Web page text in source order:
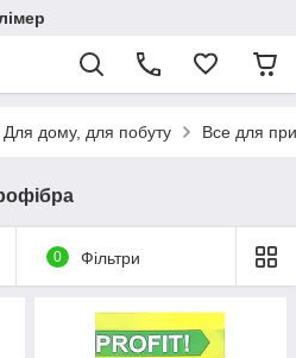
Для дому, для побуту Все для
0 Фільтри